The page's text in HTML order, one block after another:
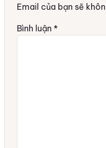
Email của bạn sẽ
Bình luận *